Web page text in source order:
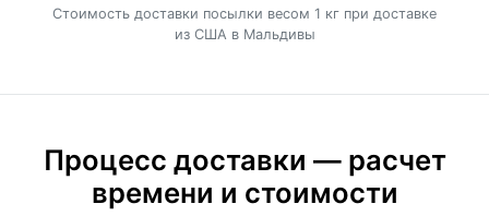
Cтоимость доставки посылки весом 1 кг при доставке
из США в Мальдивы
Процесс доставки — расчет
времени и стоимости